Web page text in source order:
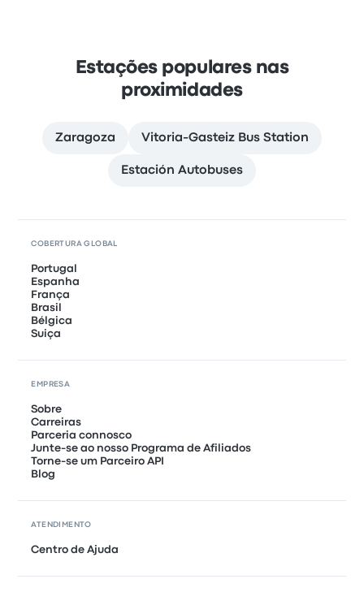
Estações populares nas
proximidades
Zaragoza Vitoria-Gasteiz Bus Station
Estación Autobuses
COBERTURA GLOBAL
Portugal
Espanha
França
Brasil
Bélgica
Suiça
EMPRESA
Sobre
Carreiras
Parceria connosco
Junte-se ao nosso Programa de Afiliados
Torne-se um Parceiro API
Blog
ATENDIMENTO
Centro de Ajuda